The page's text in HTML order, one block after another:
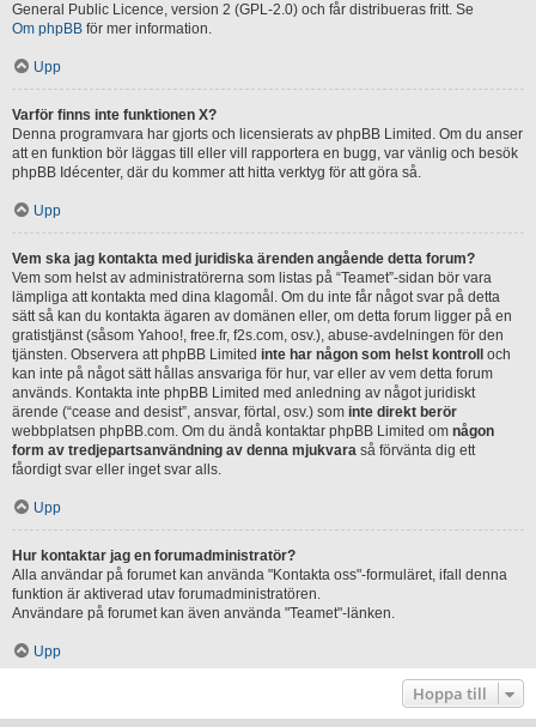
General Public Licence, version 2 (GPL-2.0) och får distribueras fritt. Se
Om phpBB för mer information.
Upp
Varför finns inte funktionen X?
Denna programvara har gjorts och licensierats av phpBB Limited. Om du anser
att en funktion bör läggas till eller vill rapportera en bugg, var vänlig och besök
phpBB Idécenter, där du kommer att hitta verktyg för att göra så.
Upp
Vem ska jag kontakta med juridiska ärenden angående detta forum?
Vem som helst av administratörerna som listas på “Teamet”-sidan bör vara
lämpliga att kontakta med dina klagomål. Om du inte får något svar på detta
sätt så kan du kontakta ägaren av domänen eller, om detta forum ligger på en
gratistjänst (såsom Yahoo!, free.fr, f2s.com, osv.), abuse-avdelningen för den
tjänsten. Observera att phpBB Limited inte har någon som helst kontroll
och
kan inte på något sätt hållas ansvariga för hur, var eller av vem detta forum
används. Kontakta inte phpBB Limited med anledning av något juridiskt
ärende (“cease and desist”, ansvar, förtal, osv.) som inte direkt berör
webbplatsen phpBB.com. Om du ändå kontaktar phpBB Limited om någon
form av tredjepartsanvändning av denna mjukvara så förvänta dig ett
fåordigt svar eller inget svar alls.
Upp
Hur kontaktar jag en forumadministratör?
Alla användar på forumet kan använda "Kontakta oss"-formuläret, ifall denna
funktion är aktiverad utav forumadministratören.
Användare på forumet kan även använda "Teamet"-länken.
Upp
Hoppa till